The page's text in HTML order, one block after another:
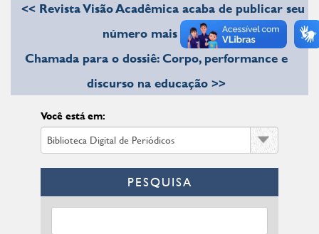
<< Revista Visão Acadêmica acaba de publicar seu
número mais recente
Chamada para o dossiê: Corpo, performance e
discurso na educação >>
Você está em:
PESQUISA